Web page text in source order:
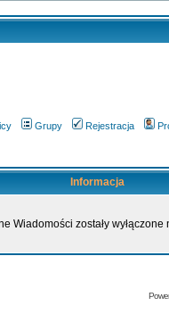
Grupy Rejestracja
Informacja
Wiadomości zostały wyłączone